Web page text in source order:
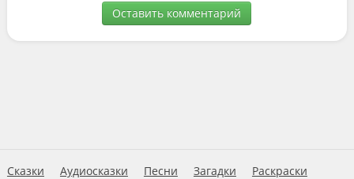
Оставить комментарий
Сказки Аудиосказки Песни Загадки Раскраски